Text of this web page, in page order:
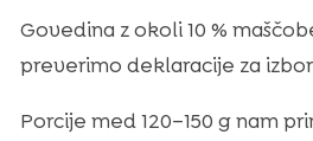
Govedina z okoli 10 %
preverimo deklaracije za
Porcije med 120–150 g nam